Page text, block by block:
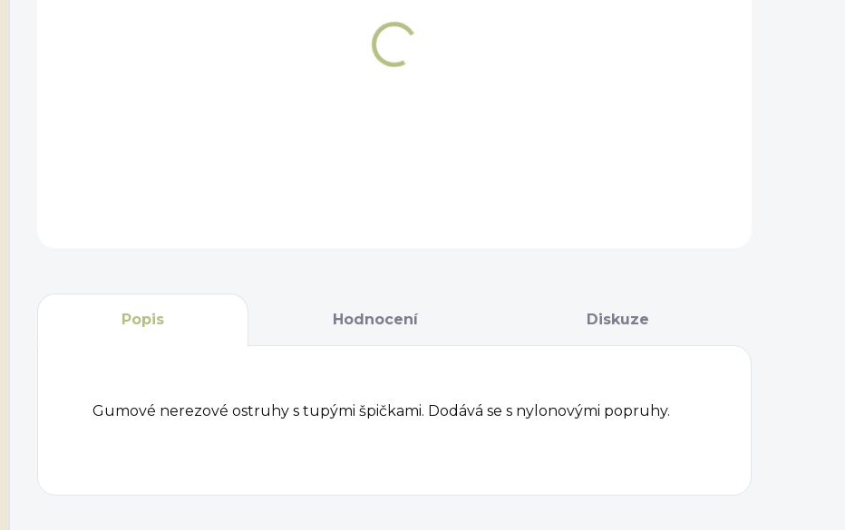
Popis Hodnocení Diskuze
Gumové nerezové ostruhy s tupými špičkami. Dodává se s nylonovými popruhy.